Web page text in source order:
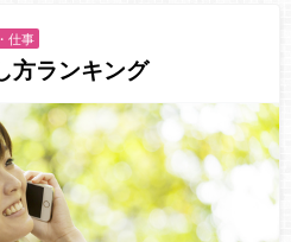
仕事
方ランキング